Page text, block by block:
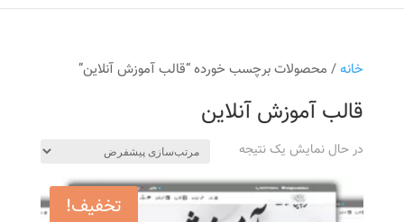
خانه/ محصولات برچسب خورده “قالب آموزش آنلاین”
قالب آموزش آنلاین
در حال نمایش یک نتیجه
تخفیف!